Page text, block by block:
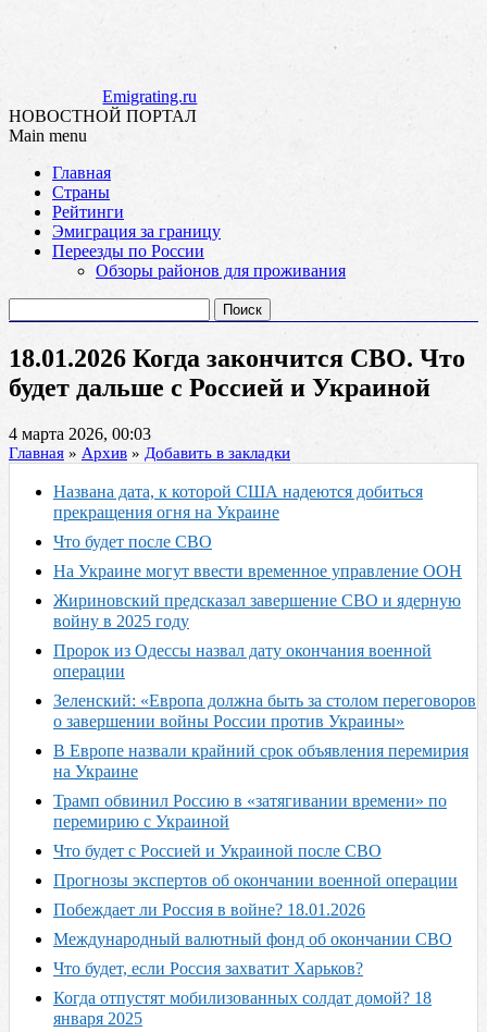
Emigrating.ru
НОВОСТНОЙ ПОРТАЛ
Main menu
content
Главная
Страны
Рейтинги
Эмиграция за границу
Переезды по России
Обзоры районов для проживания
18.01.2026 Когда закончится СВО. Что
будет дальше с Россией и Украиной
4 марта 2026, 00:03
Главная » Архив » Добавить в закладки
Названа дата, к которой США надеются добиться
прекращения огня на Украине
Что будет после СВО
На Украине могут ввести временное управление ООН
Жириновский предсказал завершение СВО и ядерную
войну в 2025 году
Пророк из Одессы назвал дату окончания военной
операции
Зеленский: «Европа должна быть за столом переговоров
о завершении войны России против Украины»
В Европе назвали крайний срок объявления перемирия
на Украине
Трамп обвинил Россию в «затягивании времени» по
перемирию с Украиной
Что будет с Россией и Украиной после СВО
Прогнозы экспертов об окончании военной операции
Побеждает ли Россия в войне? 18.01.2026
Международный валютный фонд об окончании СВО
Что будет, если Россия захватит Харьков?
Когда отпустят мобилизованных солдат домой? 18
января 2025